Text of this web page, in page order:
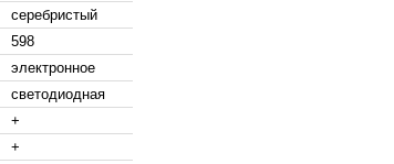
серебристый
598
электронное
светодиодная
+
+